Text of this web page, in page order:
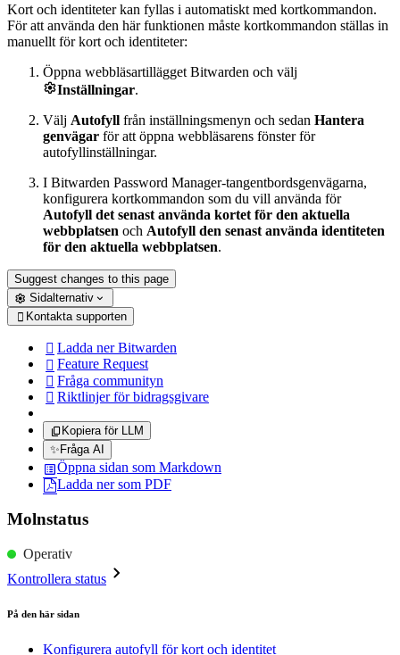
Kort och identiteter kan fyllas i automatiskt med kortkommandon.
För att använda den här funktionen måste kortkommandon ställas in
manuellt för kort och identiteter:
Öppna webbläsartillägget Bitwarden och välj
Inställningar.
Välj Autofyll från inställningsmenyn och sedan Hantera
genvägar för att öppna webbläsarens fönster för
autofyllinställningar.
I Bitwarden Password Manager-tangentbordsgenvägarna,
konfigurera kortkommandon som du vill använda för
Autofyll det senast använda kortet för den aktuella
webbplatsen och Autofyll den senast använda identiteten
för den aktuella webbplatsen.
Suggest changes to this page
Sidalternativ
 Kontakta supporten
 Ladda ner Bitwarden
 Feature Request
 Fråga communityn
 Riktlinjer för bidragsgivare
Kopiera för LLM
✨ Fråga AI
Öppna sidan som Markdown
Ladda ner som PDF
Molnstatus
Operativ
Kontrollera status
På den här sidan
Konfigurera autofyll för kort och identitet